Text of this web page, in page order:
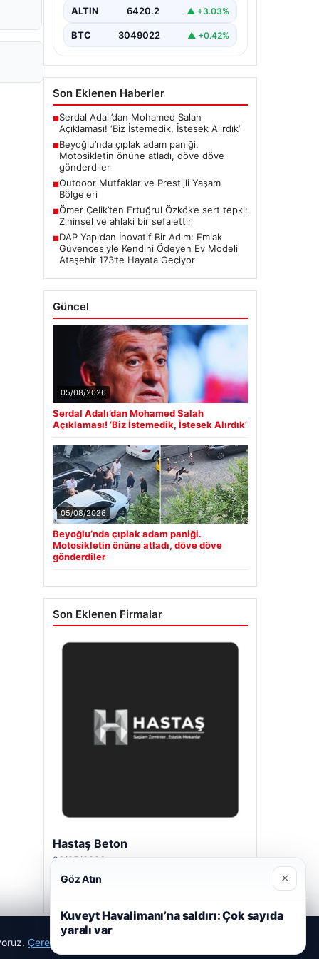
Sonrası", "content": "Beyoğlu
ilçesinde yaşanan olay,…
ALTIN 6420.2 ▲ +3.03%
BTC 3049022 ▲ +0.42%
Son Eklenen Haberler
■Serdal Adalı’dan Mohamed Salah
Açıklaması! ‘Biz İstemedik, İstesek Alırdık’
■Beyoğlu’nda çıplak adam paniği.
Motosikletin önüne atladı, döve döve
gönderdiler
■Outdoor Mutfaklar ve Prestijli Yaşam
Bölgeleri
■Ömer Çelik’ten Ertuğrul Özkök’e sert tepki:
Zihinsel ve ahlaki bir sefalettir
■DAP Yapı’dan İnovatif Bir Adım: Emlak
Güvencesiyle Kendini Ödeyen Ev Modeli
Ataşehir 173’te Hayata Geçiyor
Güncel
05/08/2026
Serdal Adalı’dan Mohamed Salah
Açıklaması! ‘Biz İstemedik, İstesek Alırdık’
05/08/2026
Beyoğlu’nda çıplak adam paniği.
Motosikletin önüne atladı, döve döve
gönderdiler
Son Eklenen Firmalar
Prenses Night Club
29/04/2026
Çerez Politikamız
Göz Atın ×
Kuveyt Havalimanı’na saldırı: Çok sayıda
yaralı var